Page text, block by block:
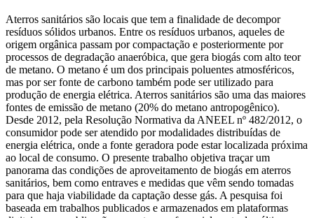
Aterros sanitários são locais que tem a finalidade de decompor
resíduos sólidos urbanos. Entre os resíduos urbanos, aqueles de
origem orgânica passam por compactação e posteriormente por
processos de degradação anaeróbica, que gera biogás com alto teor
de metano. O metano é um dos principais poluentes atmosféricos,
mas por ser fonte de carbono também pode ser utilizado para
produção de energia elétrica. Aterros sanitários são uma das maiores
fontes de emissão de metano (20% do metano antropogênico).
Desde 2012, pela Resolução Normativa da ANEEL nº 482/2012, o
consumidor pode ser atendido por modalidades distribuídas de
energia elétrica, onde a fonte geradora pode estar localizada próxima
ao local de consumo. O presente trabalho objetiva traçar um
panorama das condições de aproveitamento de biogás em aterros
sanitários, bem como entraves e medidas que vêm sendo tomadas
para que haja viabilidade da captação desse gás. A pesquisa foi
baseada em trabalhos publicados e armazenados em plataformas